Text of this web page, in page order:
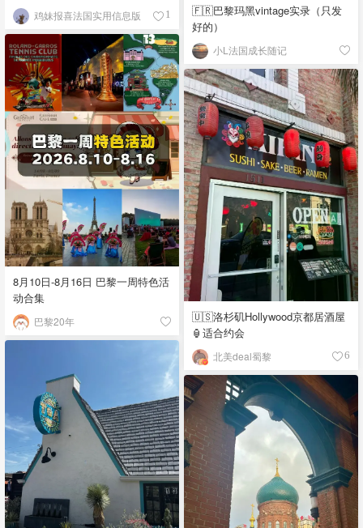
鸡妹报喜法国实用信息版 1
🇫🇷巴黎玛黑vintage实录（只发
好的）
小L法国成长随记
8月10日-8月16日 巴黎一周特色活
动合集
巴黎20年
🇺🇸洛杉矶Hollywood京都居酒屋
🏮适合约会
北美deal蜀黎 6